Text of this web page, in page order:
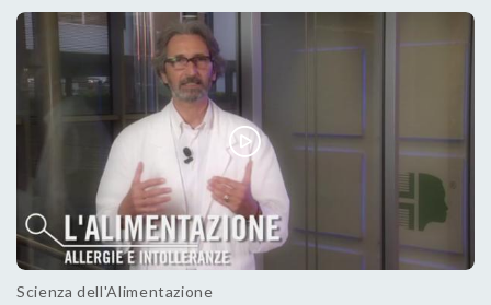
Scienza dell'Alimentazione